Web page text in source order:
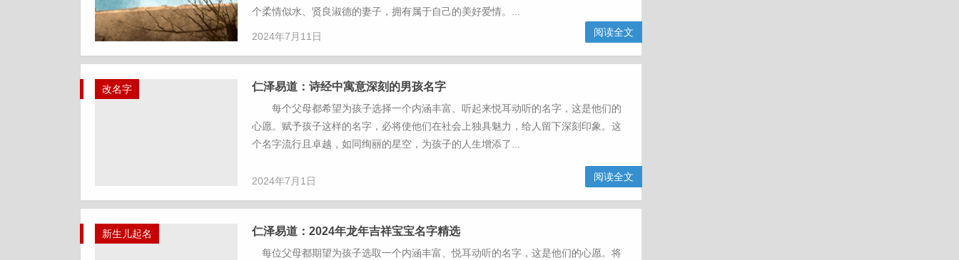
个柔情似水、贤良淑德的妻子，拥有属于自己的美好爱情。...
2024年7月11日 阅读全文
改名字 仁泽易道：诗经中寓意深刻的男孩名字
每个父母都希望为孩子选择一个内涵丰富、听起来悦耳动听的名字，这是他们的
心愿。赋予孩子这样的名字，必将使他们在社会上独具魅力，给人留下深刻印象。这
个名字流行且卓越，如同绚丽的星空，为孩子的人生增添了...
2024年7月1日 阅读全文
新生儿起名 仁泽易道：2024年龙年吉祥宝宝名字精选
每位父母都期望为孩子选取一个内涵丰富、悦耳动听的名字，这是他们的心愿。将